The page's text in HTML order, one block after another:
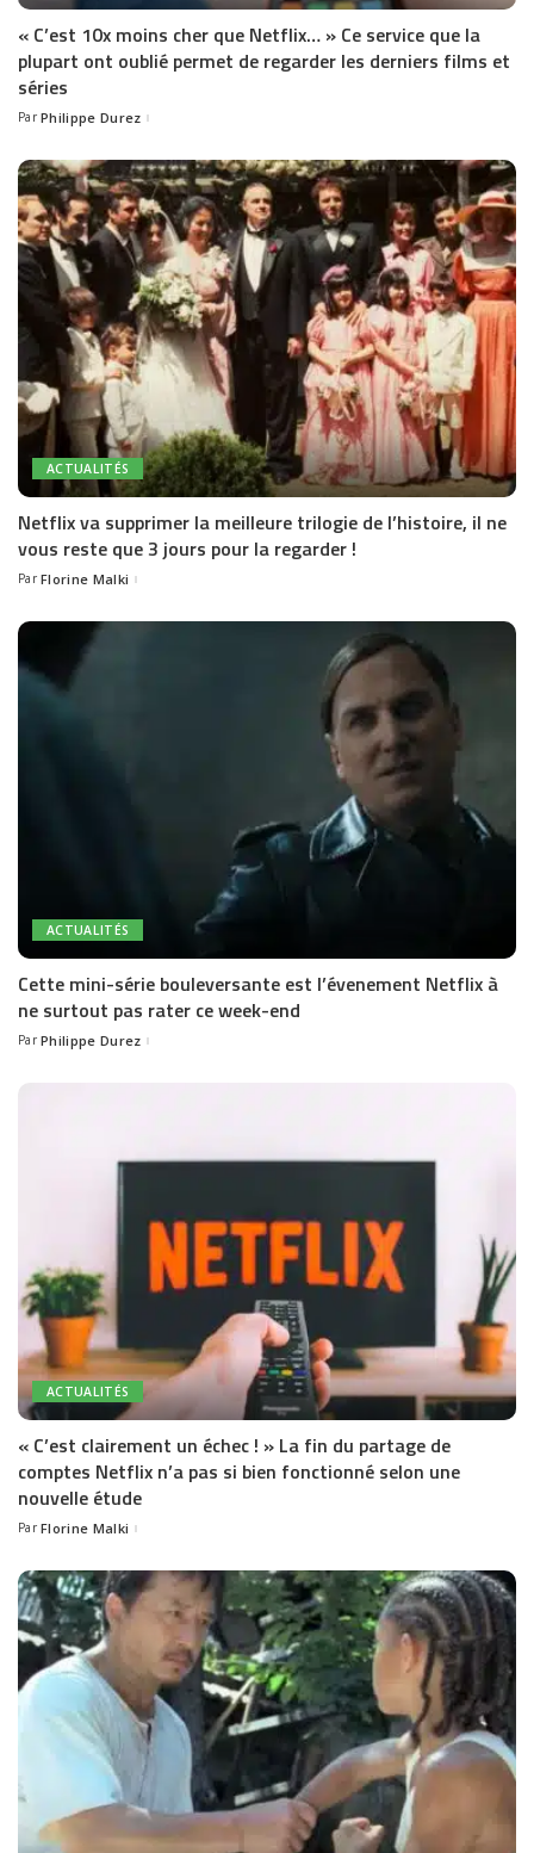
« C’est 10x moins cher que Netflix… » Ce service que la
plupart ont oublié permet de regarder les derniers films et
séries
Posted
Par Philippe Durez
ACTUALITÉS
Netflix va supprimer la meilleure trilogie de l’histoire, il ne
vous reste que 3 jours pour la regarder !
Posted
Par Florine Malki
ACTUALITÉS
Cette mini-série bouleversante est l’évenement Netflix à
ne surtout pas rater ce week-end
Posted
Par Philippe Durez
ACTUALITÉS
« C’est clairement un échec ! » La fin du partage de
comptes Netflix n’a pas si bien fonctionné selon une
nouvelle étude
Posted
Par Florine Malki